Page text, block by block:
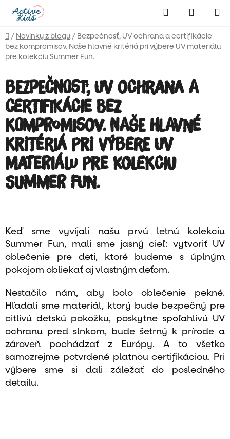
obsah
Hľadať
KOŠÍK
Domov
/ Novinky z blogu/ Bezpečnosť, UV ochrana a certifikácie
bez kompromisov. Naše hlavné kritériá pri výbere UV materiálu
pre kolekciu Summer Fun.
Bezpečnosť, UV ochrana a
certifikácie bez
kompromisov. Naše hlavné
kritériá pri výbere UV
materiálu pre kolekciu
Summer Fun.
Keď sme vyvíjali našu prvú letnú kolekciu
Summer Fun, mali sme jasný cieľ: vytvoriť UV
oblečenie pre deti, ktoré budeme s úplným
pokojom obliekať aj vlastným deťom.
Nestačilo nám, aby bolo oblečenie pekné.
Hľadali sme materiál, ktorý bude bezpečný pre
citlivú detskú pokožku, poskytne spoľahlivú UV
ochranu pred slnkom, bude šetrný k prírode a
zároveň pochádzať z Európy. A to všetko
samozrejme potvrdené platnou certifikáciou. Pri
výbere sme si dali záležať do posledného
detailu.